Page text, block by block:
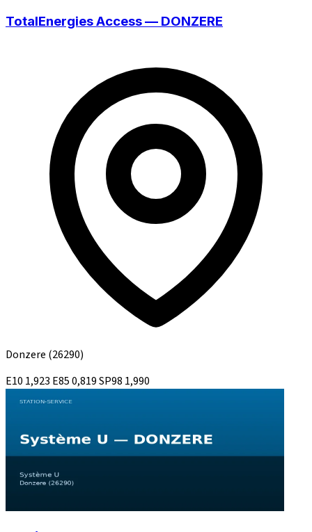
TotalEnergies Access — DONZERE
Donzere (26290)
E10 1,923 E850,819SP98 1,990